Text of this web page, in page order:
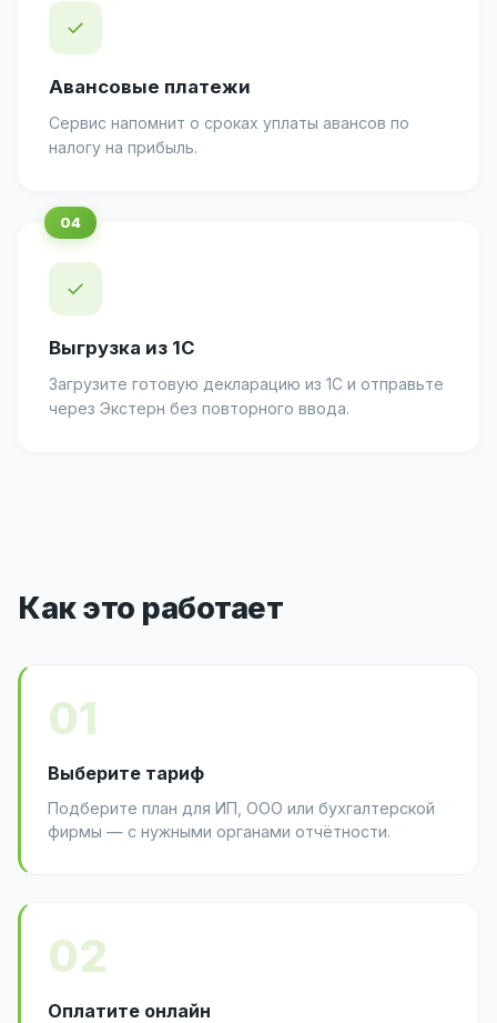
✓
Авансовые платежи
Сервис напомнит о сроках уплаты авансов по
налогу на прибыль.
✓
Выгрузка из 1С
Загрузите готовую декларацию из 1С и отправьте
через Экстерн без повторного ввода.
Как это работает
01
Выберите тариф
Подберите план для ИП, ООО или бухгалтерской
фирмы — с нужными органами отчётности.
02
Оплатите онлайн